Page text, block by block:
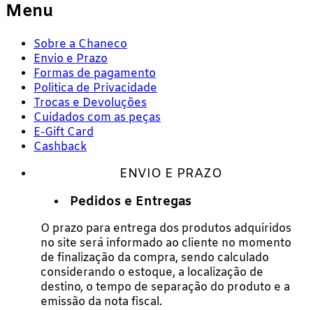
Menu
Sobre a Chaneco
Envio e Prazo
Formas de pagamento
Politica de Privacidade
Trocas e Devoluções
Cuidados com as peças
E-Gift Card
Cashback
ENVIO E PRAZO
Pedidos e Entregas
O prazo para entrega dos produtos adquiridos
no site será informado ao cliente no momento
de finalização da compra, sendo calculado
considerando o estoque, a localização de
destino, o tempo de separação do produto e a
emissão da nota fiscal.